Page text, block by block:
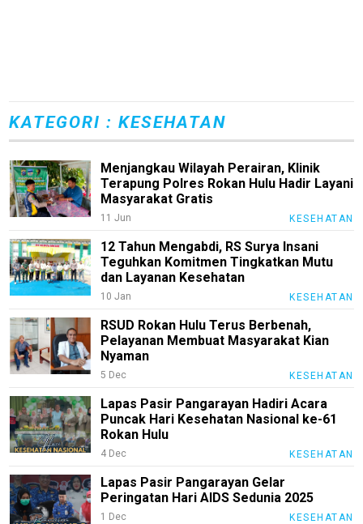
KATEGORI : KESEHATAN
Menjangkau Wilayah Perairan, Klinik
Terapung Polres Rokan Hulu Hadir Layani
Masyarakat Gratis
11 Jun KESEHATAN
12 Tahun Mengabdi, RS Surya Insani
Teguhkan Komitmen Tingkatkan Mutu
dan Layanan Kesehatan
10 Jan KESEHATAN
RSUD Rokan Hulu Terus Berbenah,
Pelayanan Membuat Masyarakat Kian
Nyaman
5 Dec KESEHATAN
Lapas Pasir Pangarayan Hadiri Acara
Puncak Hari Kesehatan Nasional ke-61
Rokan Hulu
4 Dec KESEHATAN
Lapas Pasir Pangarayan Gelar
Peringatan Hari AIDS Sedunia 2025
1 Dec KESEHATAN